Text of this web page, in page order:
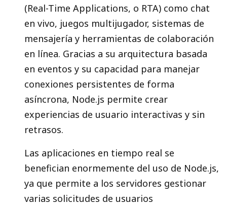
(Real-Time Applications, o RTA) como chat
en vivo, juegos multijugador, sistemas de
mensajería y herramientas de colaboración
en línea. Gracias a su arquitectura basada
en eventos y su capacidad para manejar
conexiones persistentes de forma
asíncrona, Node.js permite crear
experiencias de usuario interactivas y sin
retrasos.
Las aplicaciones en tiempo real se
benefician enormemente del uso de Node.js,
ya que permite a los servidores gestionar
varias solicitudes de usuarios